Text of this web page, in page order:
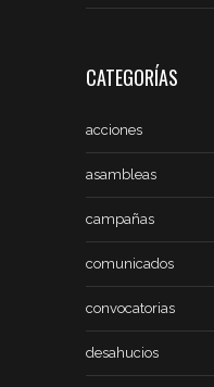
CATEGORÍAS
acciones
asambleas
campañas
comunicados
convocatorias
desahucios